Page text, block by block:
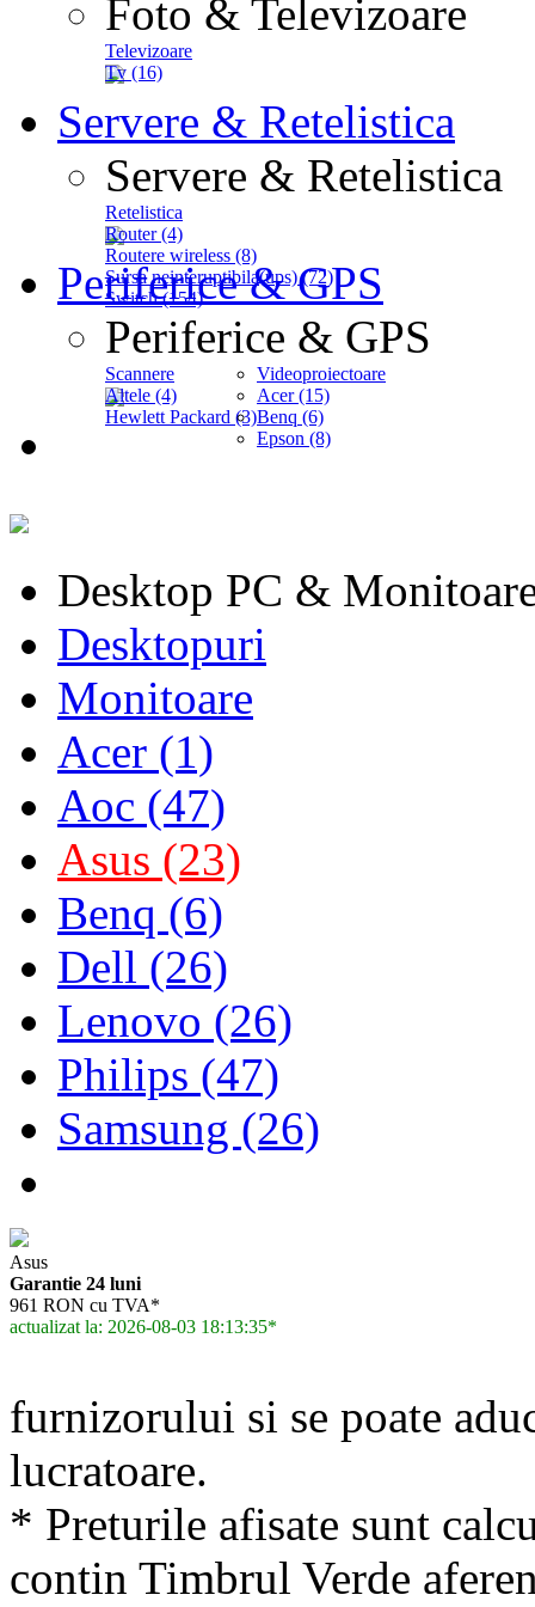
Foto & Televizoare
Televizoare
Tv (16)
Servere & Retelistica
Servere & Retelistica
Retelistica
Router (4)
Routere wireless (8)
Sursa neinteruptibila(ups) (72)
Switch (154)
Periferice & GPS
Periferice & GPS
Scannere
Altele (4)
Hewlett Packard (3)
Videoproiectoare
Acer (15)
Benq (6)
Epson (8)
Desktop PC &
Desktopuri
Monitoare
Acer (1)
Aoc (47)
Asus (23)
Benq (6)
Dell (26)
Lenovo (26)
Philips (47)
Samsung (26)
Asus
Garantie 24 luni
961 RON cu TVA*
actualizat la: 2026-08-03 18:13:35*
furnizorului si se poate
lucratoare.
* Preturile afisate sunt
contin Timbrul Verde